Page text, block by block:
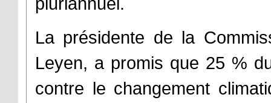
La présidente de la
Leyen, a promis que 25 %
contre le changement